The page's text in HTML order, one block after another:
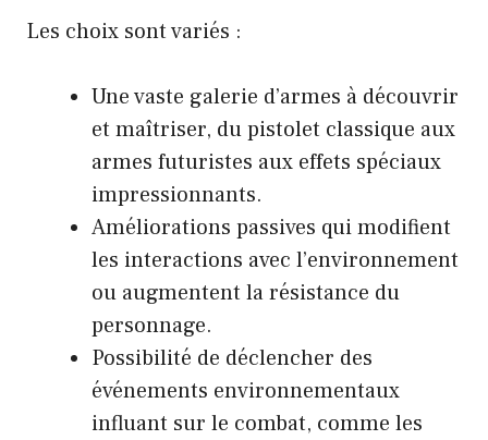
Les choix sont variés :
Une vaste galerie d’armes à découvrir
et maîtriser, du pistolet classique aux
armes futuristes aux effets spéciaux
impressionnants.
Améliorations passives qui modifient
les interactions avec l’environnement
ou augmentent la résistance du
personnage.
Possibilité de déclencher des
événements environnementaux
influant sur le combat, comme les